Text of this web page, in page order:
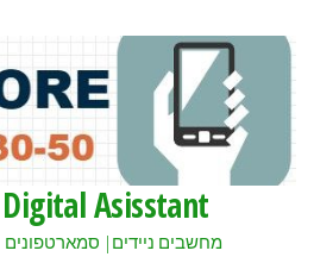
Asisstant
מחשבים ניידים| סמארטפונים |